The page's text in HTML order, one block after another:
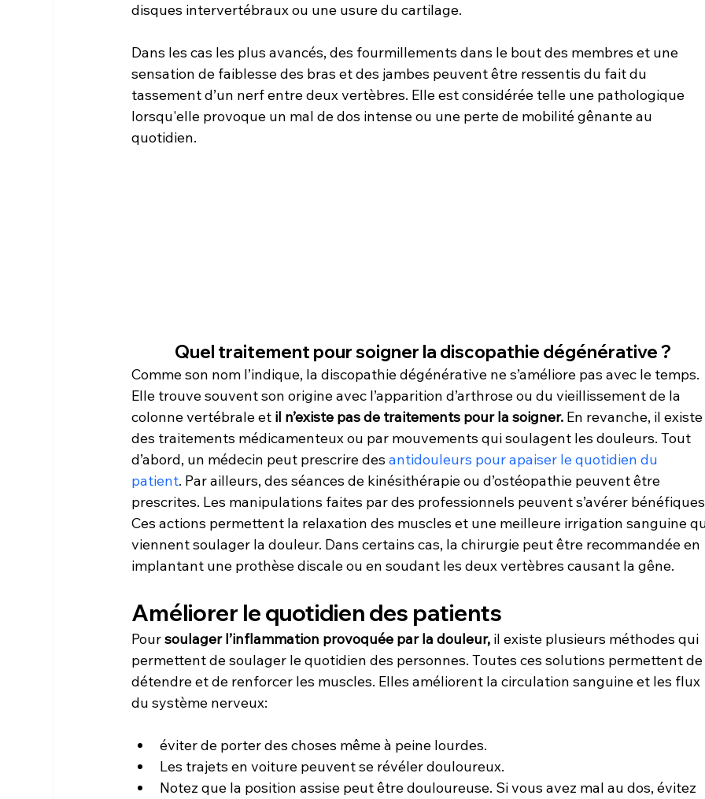
disques intervertébraux ou une usure du cartilage.
Dans les cas les plus avancés, des fourmillements dans le bout des membres et une
sensation de faiblesse des bras et des jambes peuvent être ressentis du fait du
tassement d’un nerf entre deux vertèbres. Elle est considérée telle une pathologique
lorsqu'elle provoque un mal de dos intense ou une perte de mobilité gênante au
quotidien.
Quel traitement pour soigner la discopathie dégénérative ?
Comme son nom l’indique, la discopathie dégénérative ne s’améliore pas avec le temps.
Elle trouve souvent son origine avec l’apparition d’arthrose ou du vieillissement de la
colonne vertébrale et il n’existe pas de traitements pour la soigner. En revanche, il
des traitements médicamenteux ou par mouvements qui soulagent les douleurs. Tout
d’abord, un médecin peut prescrire des antidouleurs pour apaiser le quotidien du
patient. Par ailleurs, des séances de kinésithérapie ou d’ostéopathie peuvent être
prescrites. Les manipulations faites par des professionnels peuvent s’avérer
Ces actions permettent la relaxation des muscles et une meilleure irrigation sanguine
viennent soulager la douleur. Dans certains cas, la chirurgie peut être recommandée en
implantant une prothèse discale ou en soudant les deux vertèbres causant la gêne.
Améliorer le quotidien des patients
Pour soulager l’inflammation provoquée par la douleur, il existe plusieurs méthodes qui
permettent de soulager le quotidien des personnes. Toutes ces solutions permettent
détendre et de renforcer les muscles. Elles améliorent la circulation sanguine et les flux
du système nerveux:
éviter de porter des choses même à peine lourdes.
Les trajets en voiture peuvent se révéler douloureux.
Notez que la position assise peut être douloureuse. Si vous avez mal au dos, évitez